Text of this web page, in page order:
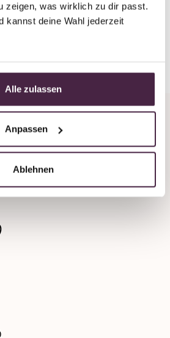
zeigen, was wirklich zu dir passt.
kannst deine Wahl jederzeit
Alle zulassen
Anpassen
Ablehnen